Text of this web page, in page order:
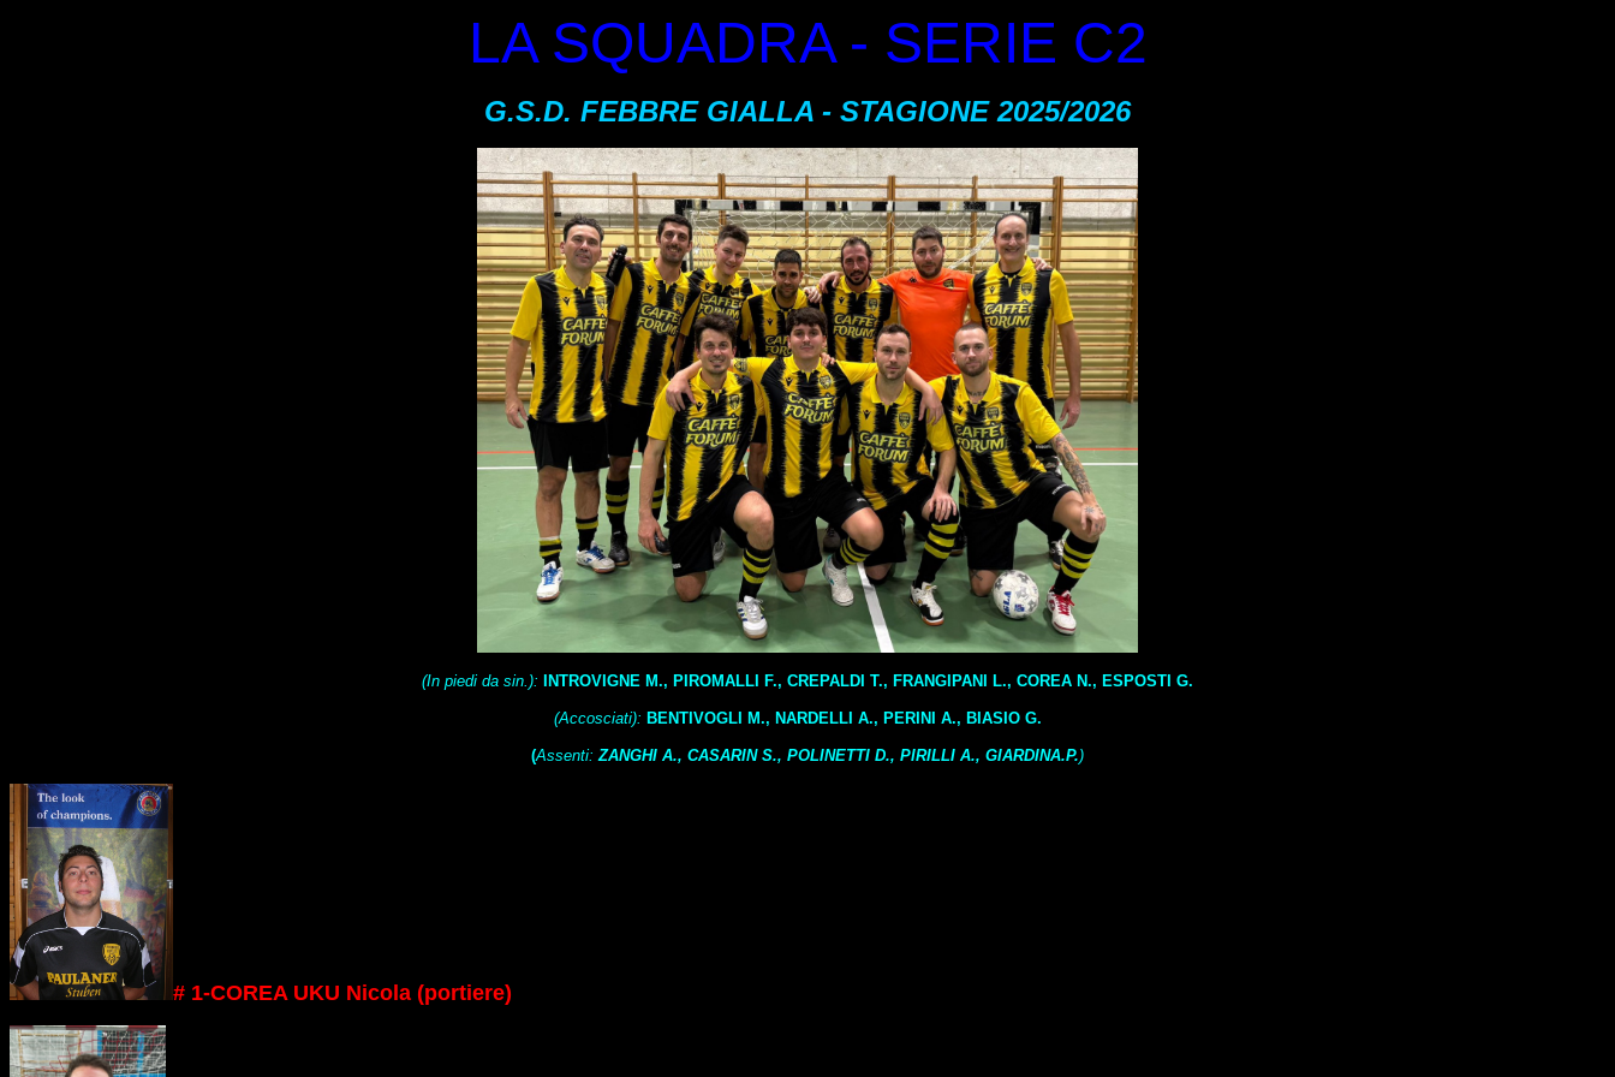
LA SQUADRA - SERIE C2
G.S.D. FEBBRE GIALLA - STAGIONE 2025/2026
(In piedi da sin.): INTROVIGNE M., PIROMALLI F., CREPALDI T., FRANGIPANI L., COREA N., ESPOSTI G.
(Accosciati): BENTIVOGLI M., NARDELLI A., PERINI A., BIASIO G.
(Assenti: ZANGHI A., CASARIN S., POLINETTI D., PIRILLI A., GIARDINA.P.)
# 1-COREA UKU Nicola (portiere)